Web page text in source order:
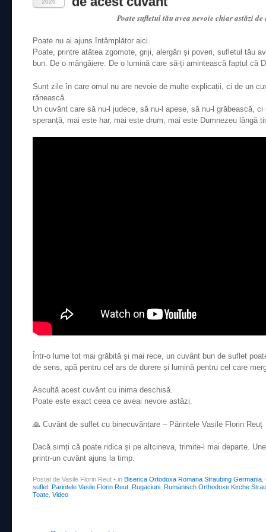
2026
Poate sufletul tău avea nevoie chiar astăzi de
Poate nu ai ajuns întâmplător aici.
Poate, printre atâtea zgomote, griji, alergări și poveri, sufletul tău
bun. De o mângâiere. De o lumină care să-ți amintească faptul că
Sunt zile în care omul nu are nevoie de multe explicații, ci de un
rănească.
Un cuvânt care să nu-l judece, să nu-l apese, să nu-l grăbească,
speranță, mai este har, mai este drum, mai este Dumnezeu lângă
Într-o lume tot mai grăbită și mai rece, un cuvânt bun de suflet
de sens, apă pentru cel ars de durere și lumină pentru cel care
Ascultă acest cuvânt cu inima deschisă.
Poate este exact ceea ce aveai nevoie astăzi.
🙏 Cuvânt de suflet cu binecuvântare – Părintele Vasile Florin Reuț
Dacă simți că poate ridica și pe altcineva, trimite-l mai departe.
printr-un cuvânt ajuns la timp.
Postat de Vasile Florin Reut • in Biserica Ortodoxa Romana Straubing Germania
suflet Parintele Vasile Florin Reut Rugaciuni Rumänisch Orthodoxe Kirche
Toate Video